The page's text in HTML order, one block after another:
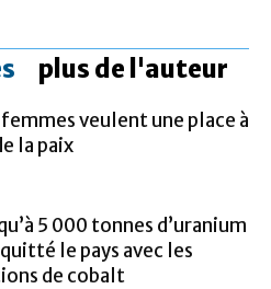
plus de l'auteur
femmes veulent une place à
la paix
5 000 tonnes d’uranium
le pays avec les
de cobalt